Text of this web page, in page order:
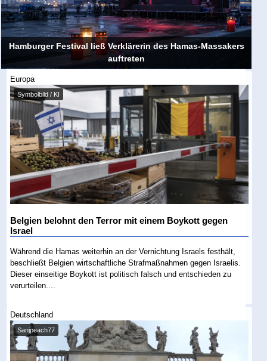
Hamburger Festival ließ Verklärerin des Hamas-Massakers
auftreten
Europa
Symbolbild / KI
Belgien belohnt den Terror mit einem Boykott gegen
Israel
Während die Hamas weiterhin an der Vernichtung Israels festhält,
beschließt Belgien wirtschaftliche Strafmaßnahmen gegen Israelis.
Dieser einseitige Boykott ist politisch falsch und entschieden zu
verurteilen....
Deutschland
Sanjpeach77